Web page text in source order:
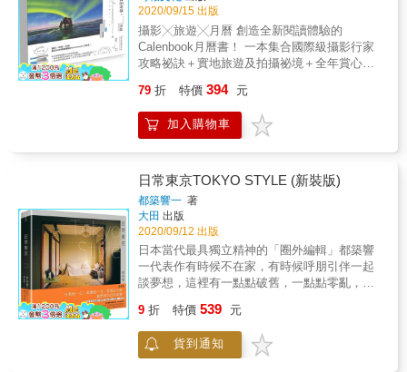
同時也是成為藝術創作者，不可或缺的重要環
與發想祕笈公開 ‧附影像創作心法，一次囊括技
術與美學概念 ‧珍藏12幅榮獲國際攝影比賽的得
獎作品，視覺震撼2021月曆卡
2020/09/15 出版
攝影╳旅遊╳月曆 創造全新閱讀體驗的
Calenbook月曆書！ 一本集合國際級攝影行家
攻略祕訣＋實地旅遊及拍攝祕境＋全年賞心悅
攝影月曆 曾乏人問津、人口數僅有三十五萬人
的「冰島」，如今因為電影的關係，近年成為
冒險者的熱門旅遊景點，除了造訪電影場景，
問。 榮獲美國IPA、法國PX3、東京TIFA、莫
斯科MIFA、布達佩斯BIFA、EPSON等國際攝
影大賽職業組得獎攝影師──陳曉信Vincent，將
冰島不藏私旅遊拍攝景點大公開！從冰島首都
出發，以順時針帶大家走訪，除了必訪的高人
氣極光攝影地點，也推薦少人踏入的私人祕
境。不但可以收藏12幅令人嘆為觀止的極光攝
影作品，一併入手獨家景點資訊，以及珍貴而
完整的極光拍攝指南。 【本書特色】 ‧環遊冰
極光攝影指南，該準備的一個都不漏掉 ‧12幅高
質量極光攝影，美觀實用的2021年月曆卡作品
79 折 特價 394 元
加入購物車
日常東京TOKYO STYLE (新裝版)
都築響一 著
大田 出版
2020/09/12 出版
日本當代最具獨立精神的「圈外編輯」都築響
一代表作有時候不在家，有時候呼朋引伴一起
談夢想，這裡有一點點破舊，一點點零亂，一
常的一日，真實的一日，在東京小屋，我們有
自己的故事。真實的東京生活，轉個路口，拐
個小巷，就看見了……藝術家兄弟檔，大量的
9 折 特價 539 元
貨到通知